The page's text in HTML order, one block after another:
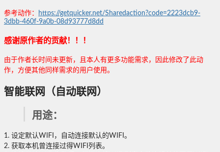
参考动作：
https://getquicker.net/Sharedaction?code=2223dcb9-
3dbb-460f-9a0b-08d93777d8dd
感谢原作者的贡献！！！
由于作者长时间未更新，且本人有更多功能需求，因此修改了此动
作，方便其他同样需求的用户使用。
智能联网（自动联网）
用途：
1. 设定默认WIFI，自动连接默认的WIFI。
2. 获取本机曾连接过得WIFI列表。